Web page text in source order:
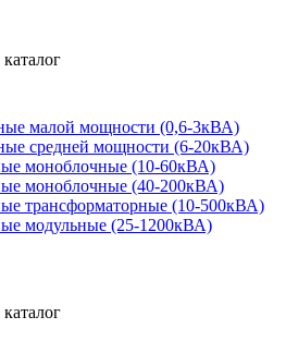
малой мощности (0,6-3кВА)
средней мощности (6-20кВА)
моноблочные (10-60кВА)
моноблочные (40-200кВА)
трансформаторные (10-500кВА)
модульные (25-1200кВА)